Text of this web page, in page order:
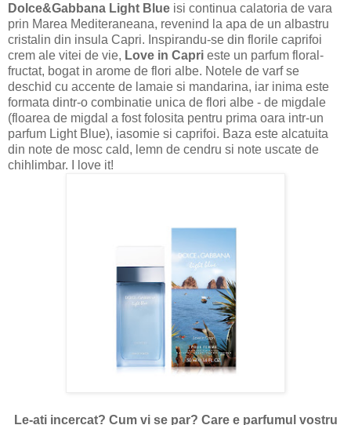
Dolce&Gabbana Light Blue isi continua calatoria de vara
prin Marea Mediteraneana, revenind la apa de un albastru
cristalin din insula Capri. Inspirandu-se din florile caprifoi
crem ale vitei de vie, Love in Capri este un parfum floral-
fructat, bogat in arome de flori albe. Notele de varf se
deschid cu accente de lamaie si mandarina, iar inima este
formata dintr-o combinatie unica de flori albe - de migdale
(floarea de migdal a fost folosita pentru prima oara intr-un
parfum Light Blue), iasomie si caprifoi. Baza este alcatuita
din note de mosc cald, lemn de cendru si note uscate de
chihlimbar. I love it!
Le-ati incercat? Cum vi se par? Care e parfumul vostru